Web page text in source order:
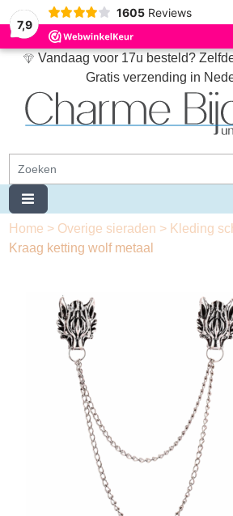
7,9
1605 Reviews
Vandaag voor 17u besteld?
Gratis verzending in
Home > Overige sieraden > Kleding
Kraag ketting wolf metaal